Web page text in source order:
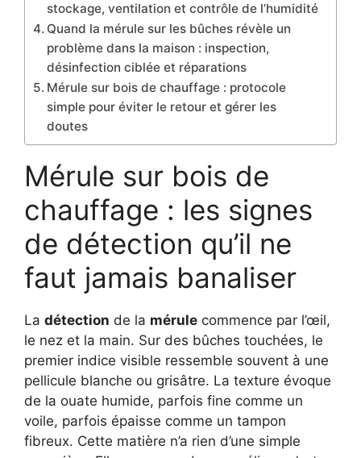
stockage, ventilation et contrôle de l’humidité
Quand la mérule sur les bûches révèle un
problème dans la maison : inspection,
désinfection ciblée et réparations
Mérule sur bois de chauffage : protocole
simple pour éviter le retour et gérer les
doutes
Mérule sur bois de
chauffage : les signes
de détection qu’il ne
faut jamais banaliser
La détection de la mérule commence par l’œil,
le nez et la main. Sur des bûches touchées, le
premier indice visible ressemble souvent à une
pellicule blanche ou grisâtre. La texture évoque
de la ouate humide, parfois fine comme un
voile, parfois épaisse comme un tampon
fibreux. Cette matière n’a rien d’une simple